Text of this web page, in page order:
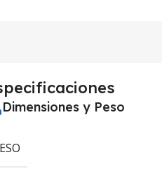
Dimensiones y Peso